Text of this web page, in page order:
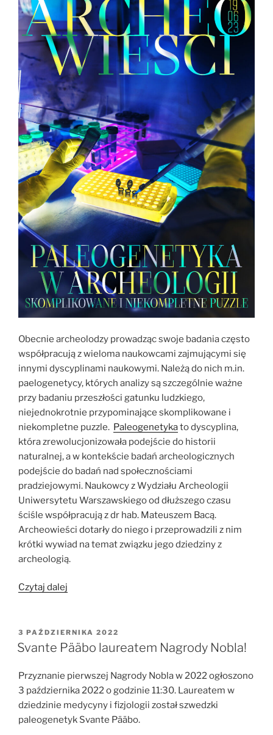
Obecnie archeolodzy prowadząc swoje badania często
współpracują z wieloma naukowcami zajmującymi się
innymi dyscyplinami naukowymi. Należą do nich m.in.
paelogenetycy, których analizy są szczególnie ważne
przy badaniu przeszłości gatunku ludzkiego,
niejednokrotnie przypominające skomplikowane i
niekompletne puzzle. Paleogenetykato dyscyplina,
która zrewolucjonizowała podejście do historii
naturalnej, a w kontekście badań archeologicznych
podejście do badań nad społecznościami
pradziejowymi. Naukowcy z Wydziału Archeologii
Uniwersytetu Warszawskiego od dłuższego czasu
ściśle współpracują z dr hab. Mateuszem Bacą.
Archeowieści dotarły do niego i przeprowadzili z nim
krótki wywiad na temat związku jego dziedziny z
archeologią.
Czytaj dalej
–
skomplikowane
niekompletne
puzzle”
OPUBLIKOWANE
W
3 PAŹDZIERNIKA 2022
Svante Pääbo laureatem Nagrody Nobla!
Przyznanie pierwszej Nagrody Nobla w 2022 ogłoszono
3 października 2022 o godzinie 11:30. Laureatem w
dziedzinie medycyny i fizjologii został szwedzki
paleogenetyk Svante Pääbo.